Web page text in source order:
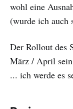
wohl eine
(wurde ich auch
Der Rollout des
März / April
... ich werde es